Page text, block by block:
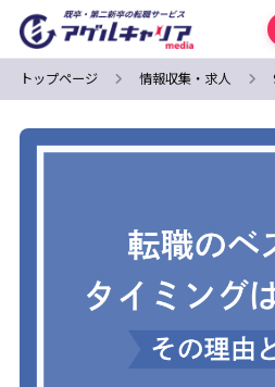
トップページ 情報収集・求人